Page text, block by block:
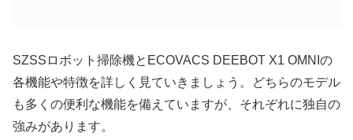
SZSSロボット掃除機とECOVACS DEEBOT X1 OMNIの
各機能や特徴を詳しく見ていきましょう。どちらのモデル
も多くの便利な機能を備えていますが、それぞれに独自の
強みがあります。